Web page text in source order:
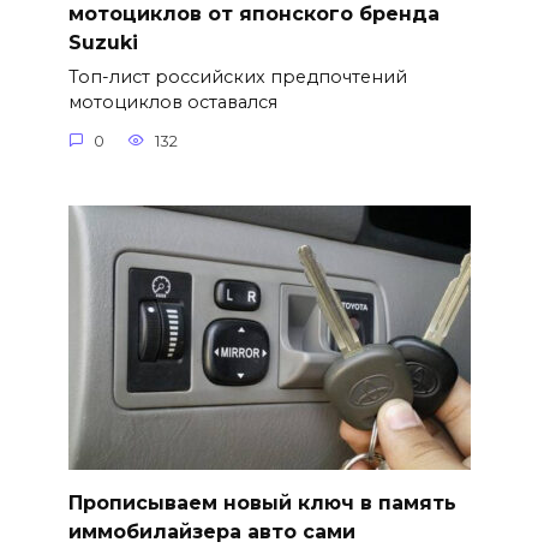
мотоциклов от японского бренда
Suzuki
Топ-лист российских предпочтений
мотоциклов оставался
0 132
Прописываем новый ключ в память
иммобилайзера авто сами